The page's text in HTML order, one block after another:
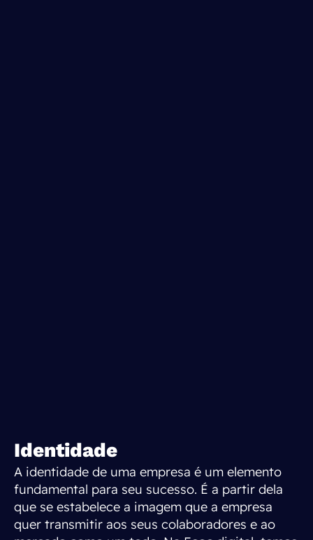
Identidade
A identidade de uma empresa é um elemento
fundamental para seu sucesso. É a partir dela
que se estabelece a imagem que a empresa
quer transmitir aos seus colaboradores e ao